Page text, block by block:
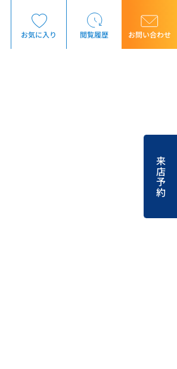
お気に入り 閲覧履歴 お問い合わせ
来店予約